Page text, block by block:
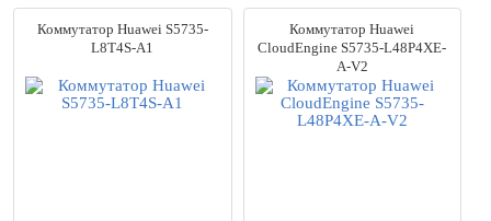
Коммутатор Huawei S5735-
L8T4S-A1
Коммутатор Huawei
CloudEngine S5735-L48P4XE-
A-V2